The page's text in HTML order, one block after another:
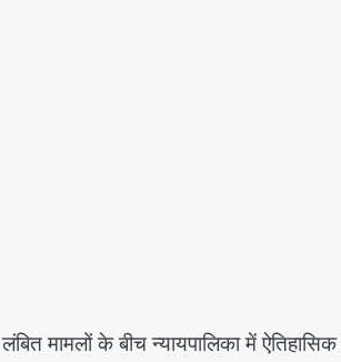
मामलों के बीच न्यायपालिका में ऐतिहासिक